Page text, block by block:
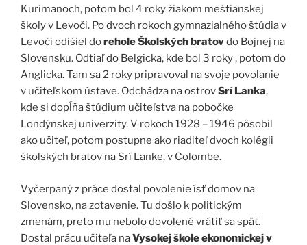
Kurimanoch, potom bol 4 roky žiakom meštianskej
školy v Levoči. Po dvoch rokoch gymnazialného štúdia v
Levoči odišiel dorehole Školských bratovdo Bojnej na
Slovensku. Odtiaľ do Belgicka, kde bol 3 roky , potom do
Anglicka. Tam sa 2 roky pripravoval na svoje povolanie
v učiteľskom ústave. Odchádza na ostrovSrí Lanka,
kde si dopĺňa štúdium učiteľstva na pobočke
Londýnskej univerzity. V rokoch 1928 – 1946 pôsobil
ako učiteľ, potom postupne ako riaditeľ dvoch kolégii
školských bratov na Srí Lanke, v Colombe.
Vyčerpaný z práce dostal povolenie ísť domov na
Slovensko, na zotavenie. Tu došlo k politickým
zmenám, preto mu nebolo dovolené vrátiť sa späť.
Dostal prácu učiteľa naVysokej škole ekonomickej v